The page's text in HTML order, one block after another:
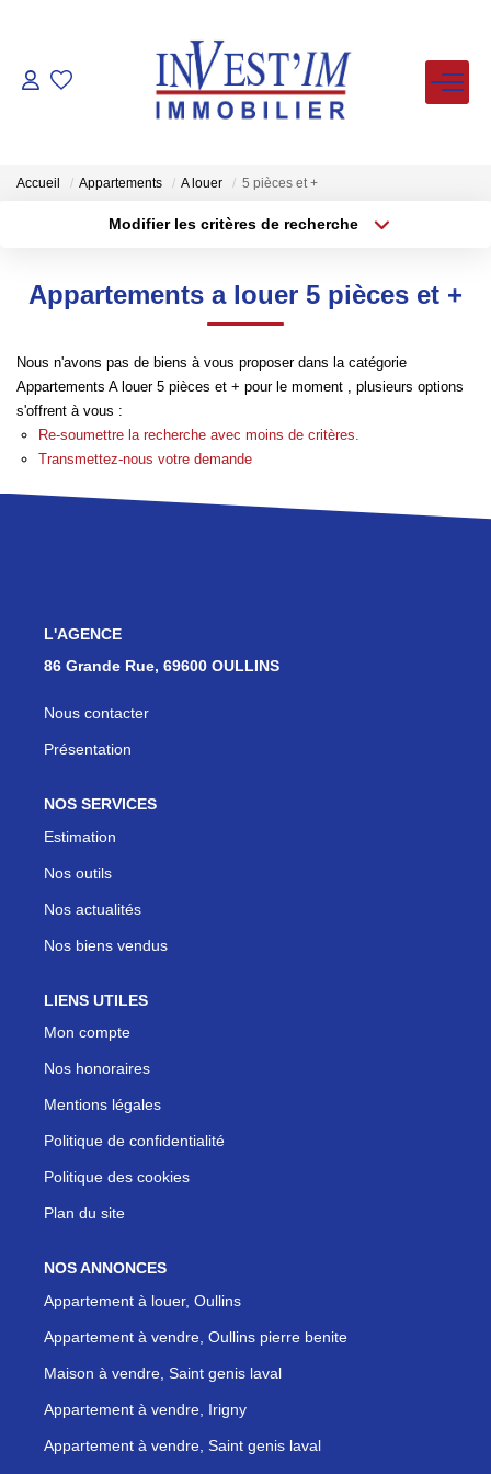
ACHETER
LOUER
ESTIMER
FAIRE GERER
NOS AGENCES
Accueil Appartements A louer 5 pièces et +
Modifier les critères de recherche
Sélectionnez...
Type de bien
Surface min
Budget max Plus de critères
Appartements a louer 5 pièces et +
Nous n'avons pas de biens à vous proposer dans la catégorie
Appartements A louer 5 pièces et + pour le moment , plusieurs options
s'offrent à vous :
Re-soumettre la recherche avec moins de critères.
Transmettez-nous votre demande
L'AGENCE
86 Grande Rue, 69600 OULLINS
Nous contacter
Présentation
NOS SERVICES
Estimation
Nos outils
Nos actualités
Nos biens vendus
LIENS UTILES
Mon compte
Nos honoraires
Mentions légales
Politique de confidentialité
Politique des cookies
Plan du site
NOS ANNONCES
Appartement à louer, Oullins
Appartement à vendre, Oullins pierre benite
Maison à vendre, Saint genis laval
Appartement à vendre, Irigny
Appartement à vendre, Saint genis laval